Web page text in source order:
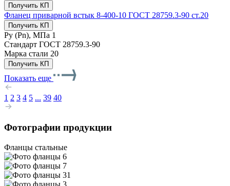
Получить КП
Фланец приварной встык 8-400-10 ГОСТ 28759.3-90 ст.20
Получить КП
Ру (Рn), МПа 1
Стандарт ГОСТ 28759.3-90
Марка стали 20
Получить КП
Показать еще
1 2 3 4 5 ... 39 40
Фотографии продукции
Фланцы стальные